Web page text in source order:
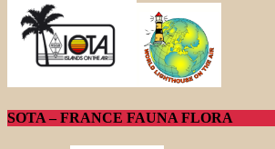
SOTA – FRANCE FAUNA FLORA